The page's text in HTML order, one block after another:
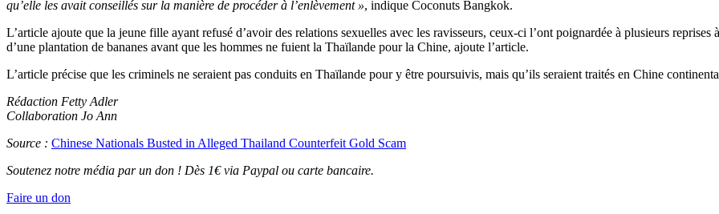
qu’elle les avait conseillés sur la manière de procéder à l’enlèvement », indique Coconuts Bangkok.
L’article ajoute que la jeune fille ayant refusé d’avoir des relations sexuelles avec les ravisseurs, ceux-ci l’ont poignardée à plusieurs
d’une plantation de bananes avant que les hommes ne fuient la Thaïlande pour la Chine, ajoute l’article.
L’article précise que les criminels ne seraient pas conduits en Thaïlande pour y être poursuivis, mais qu’ils seraient traités en Chine
Rédaction Fetty Adler
Collaboration Jo Ann
Source : Chinese Nationals Busted in Alleged Thailand Counterfeit Gold Scam
Soutenez notre média par un don ! Dès 1€ via Paypal ou carte bancaire.
Faire un don